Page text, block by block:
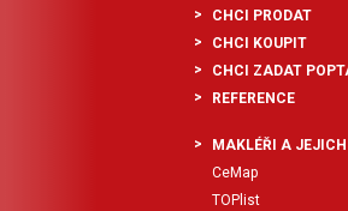
CHCI PRODAT
CHCI KOUPIT
CHCI ZADAT
REFERENCE
MAKLÉŘI A
CeMap
TOPlist